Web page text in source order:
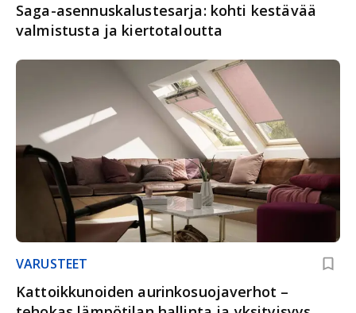
Saga-asennuskalustesarja: kohti kestävää
valmistusta ja kiertotaloutta
VARUSTEET
Kattoikkunoiden aurinkosuojaverhot –